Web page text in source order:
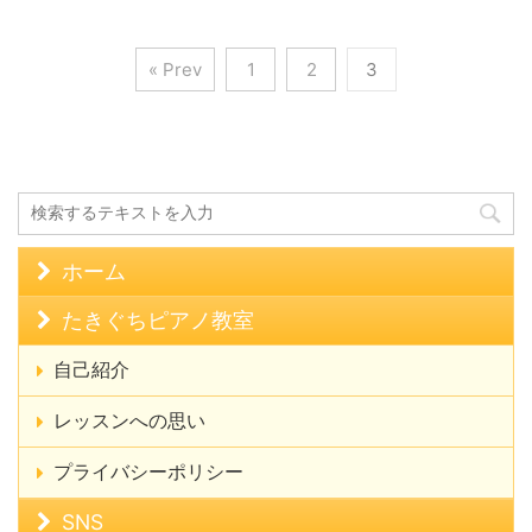
« Prev 1 2 3
ホーム
たきぐちピアノ教室
自己紹介
レッスンへの思い
プライバシーポリシー
SNS